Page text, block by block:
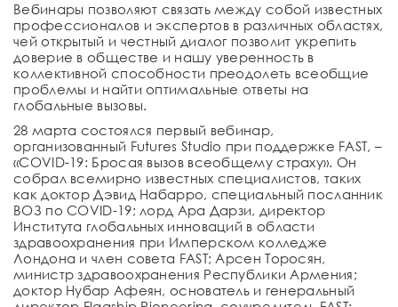
Вебинары позволяют связать между собой известных
профессионалов и экспертов в различных областях,
чей открытый и честный диалог позволит укрепить
доверие в обществе и нашу уверенность в
коллективной способности преодолеть всеобщие
проблемы и найти оптимальные ответы на
глобальные вызовы.
28 марта состоялся первый вебинар,
организованный Futures Studio при поддержке FAST, –
«COVID-19: Бросая вызов всеобщему страху». Он
собрал всемирно известных специалистов, таких
как доктор Дэвид Набарро, специальный посланник
ВОЗ по COVID-19; лорд Ара Дарзи, директор
Института глобальных инноваций в области
здравоохранения при Имперском колледже
Лондона и член совета FAST; Арсен Торосян,
министр здравоохранения Республики Армения;
доктор Нубар Афеян, основатель и генеральный